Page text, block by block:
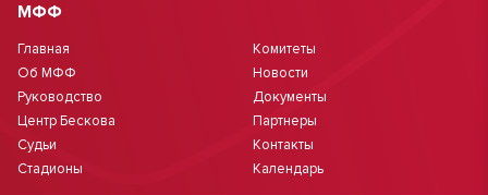
МФФ
Главная
Об МФФ
Руководство
Центр Бескова
Судьи
Стадионы
Комитеты
Новости
Документы
Партнеры
Контакты
Календарь